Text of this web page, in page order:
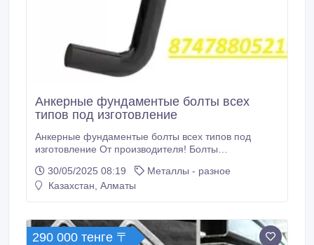
Анкерные фундаментые болты всех
типов под изготовление
Анкерные фундаментые болты всех типов под
изготовление От производителя! Болты
тип 2.1, тип 2.2 Тип 3.1, тип 3.2, Тип 4.1, Тип 4.2, тип
4.3, Тип 5, Тип 6. Изготовление анкерных
ГОСТ24379.
30/05/2025 08:19
Металлы - разное
Казахстан, Алматы
290 000 тенге 〒